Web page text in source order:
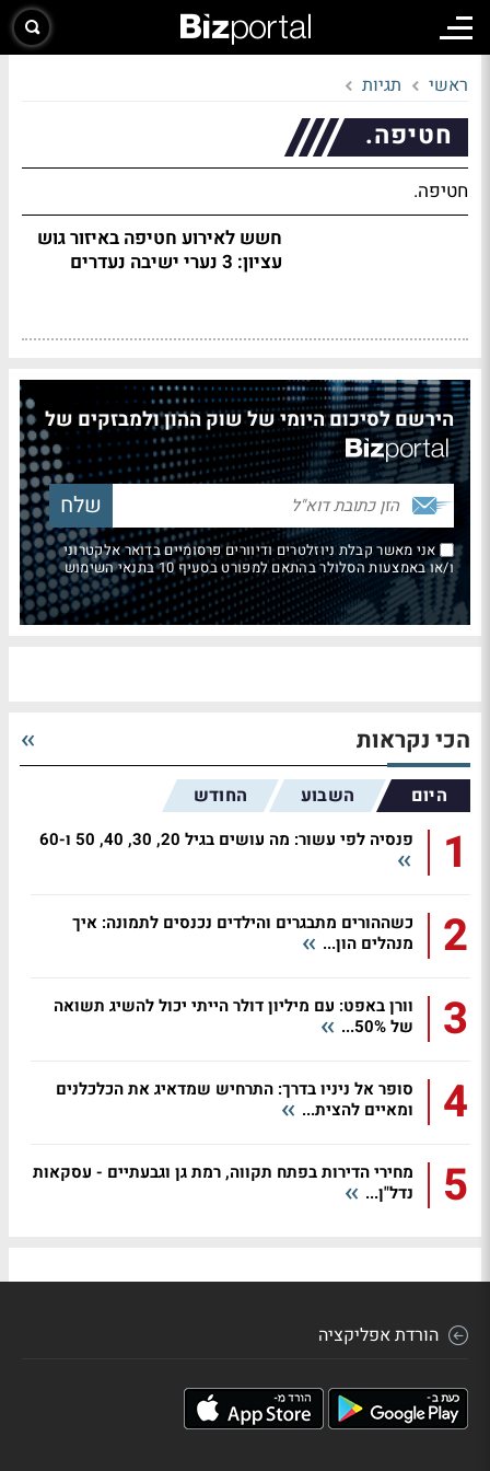
ראשי תגיות
חטיפה.
חטיפה.
חשש לאירוע חטיפה באיזור גוש
עציון: 3 נערי ישיבה נעדרים
הירשם לסיכום היומי של שוק ההון ולמבזקים של
אני מאשר קבלת ניוזלטרים ודיוורים פרסומיים בדואר אלקטרוני
ו/או באמצעות הסלולר בהתאם למפורט בסעיף 10 בתנאי השימוש
הכי נקראות
היום השבוע החודש
1 פנסיה לפי עשור: מה עושים בגיל 20, 30, 40, 50 ו-60
2
כשההורים מתבגרים והילדים נכנסים לתמונה: איך
מנהלים הון...
3
וורן באפט: עם מיליון דולר הייתי יכול להשיג תשואה
של 50%...
4
סופר אל ניניו בדרך: התרחיש שמדאיג את הכלכלנים
ומאיים להצית...
5
מחירי הדירות בפתח תקווה, רמת גן וגבעתיים - עסקאות
נדל"ן...
הורדת אפליקציה